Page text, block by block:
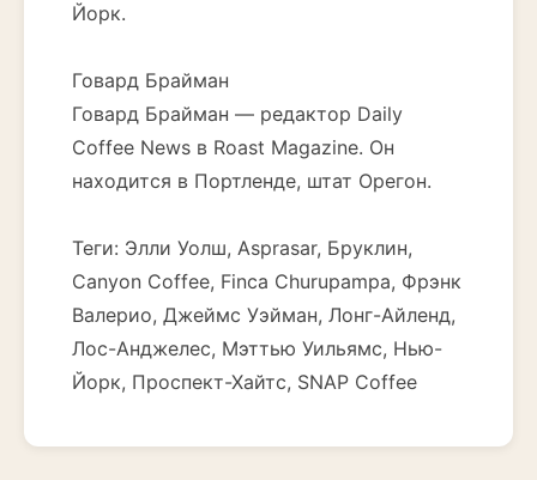
Йорк.
Говард Брайман
Говард Брайман — редактор Daily
Coffee News в Roast Magazine. Он
находится в Портленде, штат Орегон.
Теги: Элли Уолш, Asprasar, Бруклин,
Canyon Coffee, Finca Churupampa, Фрэнк
Валерио, Джеймс Уэйман, Лонг-Айленд,
Лос-Анджелес, Мэттью Уильямс, Нью-
Йорк, Проспект-Хайтс, SNAP Coffee